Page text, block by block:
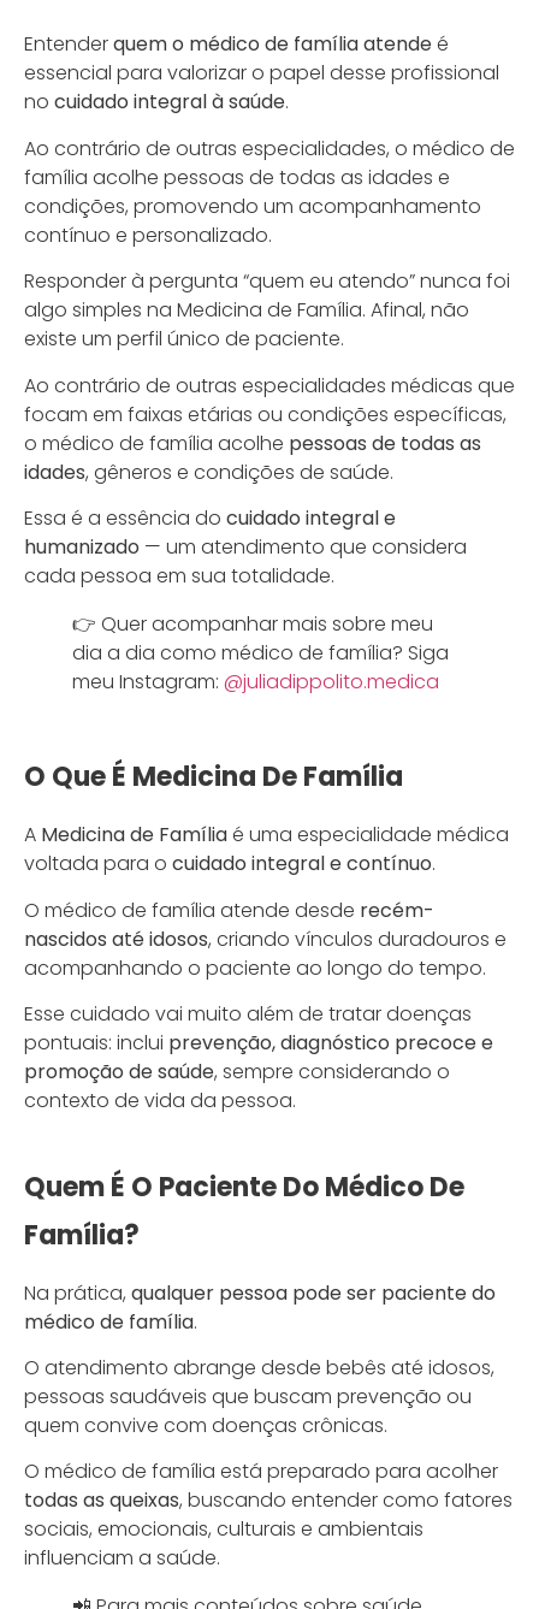
Entenderquem o médico de família atendeé
essencial para valorizar o papel desse profissional
no cuidado integral à saúde.
Ao contrário de outras especialidades, o médico de
família acolhe pessoas de todas as idades e
condições, promovendo um acompanhamento
contínuo e personalizado.
Responder à pergunta “quem eu atendo” nunca foi
algo simples na Medicina de Família. Afinal, não
existe um perfil único de paciente.
Ao contrário de outras especialidades médicas que
focam em faixas etárias ou condições específicas,
o médico de família acolhe pessoas de todas as
idades, gêneros e condições de saúde.
Essa é a essência do cuidado integral e
humanizado — um atendimento que considera
cada pessoa em sua totalidade.
👉 Quer acompanhar mais sobre meu
dia a dia como médico de família? Siga
meu Instagram: @juliadippolito.medica
O Que É Medicina De Família
A Medicina de Famíliaé uma especialidade médica
voltada para o cuidado integral e contínuo.
O médico de família atende desde recém-
nascidos até idosos, criando vínculos duradouros e
acompanhando o paciente ao longo do tempo.
Esse cuidado vai muito além de tratar doenças
pontuais: inclui prevenção, diagnóstico precoce e
promoção de saúde, sempre considerando o
contexto de vida da pessoa.
Quem É O Paciente Do Médico De
Família?
Na prática, qualquer pessoa pode ser paciente do
médico de família.
O atendimento abrange desde bebês até idosos,
pessoas saudáveis que buscam prevenção ou
quem convive com doenças crônicas.
O médico de família está preparado para acolher
todas as queixas, buscando entender como fatores
sociais, emocionais, culturais e ambientais
influenciam a saúde.